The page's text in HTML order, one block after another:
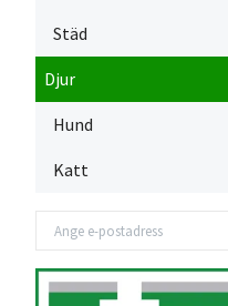
Städ
Djur
Hund
Katt